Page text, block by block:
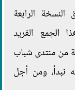
النسخة الرابعة
الجمع الفريد
من منتدى شباب
نبدأ، ومن أجل